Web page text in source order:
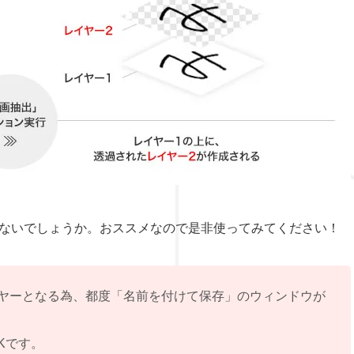
でしょうか。おススメなので是非使ってみてください！
となる為、都度「名前を付けて保存」のウィンドウが
す。